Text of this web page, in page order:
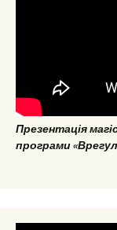
Презентація
програми